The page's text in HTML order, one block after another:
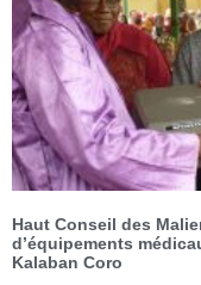
Haut Conseil des
d’équipements
Kalaban Coro